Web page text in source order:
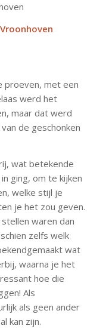
proeven, met een
werd het
maar dat werd
de geschonken
wat betekende
ging, om te kijken
welke stijl je
je het zou geven.
waren dan
zelfs welk
wat
waarna je het
hoe die
Als
als geen ander
kan zijn.